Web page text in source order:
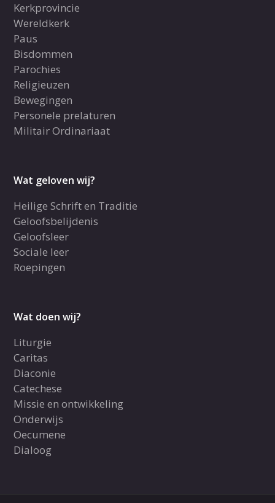
Kerkprovincie
Wereldkerk
Paus
Bisdommen
Parochies
Religieuzen
Bewegingen
Personele prelaturen
Militair Ordinariaat
Wat geloven wij?
Heilige Schrift en Traditie
Geloofsbelijdenis
Geloofsleer
Sociale leer
Roepingen
Wat doen wij?
Liturgie
Caritas
Diaconie
Catechese
Missie en ontwikkeling
Onderwijs
Oecumene
Dialoog